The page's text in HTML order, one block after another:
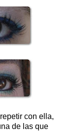
con ella,
de las que